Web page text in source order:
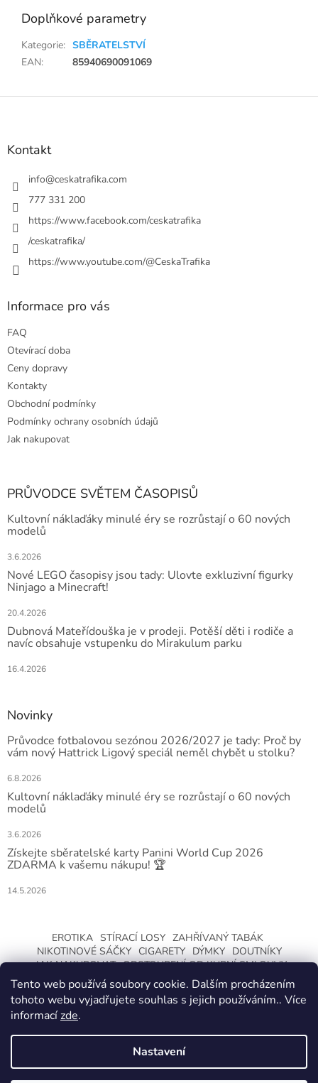
Tento web používá soubory cookie. Dalším procházením
tohoto webu vyjadřujete souhlas s jejich používáním.. Více
informacízde.
Nastavení
Doplňkové parametry
Kategorie: SBĚRATELSTVÍ
EAN: 85940690091069
Z
Kontakt
info@ceskatrafika.com
777 331 200
https://www.facebook.com/ceskatrafika
/ceskatrafika/
https://www.youtube.com/@CeskaTrafika
Informace pro vás
FAQ
Otevírací doba
Ceny dopravy
Kontakty
Obchodní podmínky
Podmínky ochrany osobních údajů
Jak nakupovat
PRŮVODCE SVĚTEM ČASOPISŮ
Kultovní náklaďáky minulé éry se rozrůstají o 60 nových
modelů
3.6.2026
Nové LEGO časopisy jsou tady: Ulovte exkluzivní figurky
Ninjago a Minecraft!
20.4.2026
Dubnová Mateřídouška je v prodeji. Potěší děti i rodiče a
navíc obsahuje vstupenku do Mirakulum parku
16.4.2026
Novinky
Průvodce fotbalovou sezónou 2026/2027 je tady: Proč by
vám nový Hattrick Ligový speciál neměl chybět u stolku?
6.8.2026
Kultovní náklaďáky minulé éry se rozrůstají o 60 nových
modelů
3.6.2026
Získejte sběratelské karty Panini World Cup 2026
ZDARMA k vašemu nákupu! 🏆
14.5.2026
EROTIKA STÍRACÍ LOSY ZAHŘÍVANÝ TABÁK
NIKOTINOVÉ SÁČKY CIGARETY DÝMKY
DOUTNÍKY
JAK NAKUPOVAT ODSTOUPENÍ OD KUPNÍ SMLOUVY
Vytvořil Shoptet